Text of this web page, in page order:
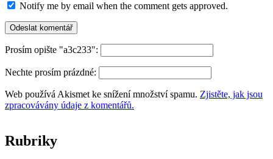
Notify me by email when the comment gets approved.
Prosím opište "a3c233":
Nechte prosím prázdné:
Web používá Akismet ke snížení množství spamu. Zjistěte, jak jsou
zpracovávány údaje z komentářů.
Rubriky